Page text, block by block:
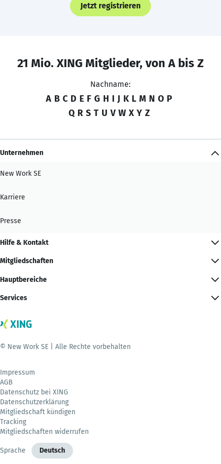
Jetzt registrieren
21 Mio. XING Mitglieder, von A bis Z
Nachname:
A B C D E F G H I J K L M N O P
Q R S T U V W X Y Z
Unternehmen
New Work SE
Karriere
Presse
Hilfe & Kontakt
Mitgliedschaften
Hauptbereiche
Services
© New Work SE | Alle Rechte vorbehalten
Impressum
AGB
Datenschutz bei XING
Datenschutzerklärung
Mitgliedschaft kündigen
Tracking
Mitgliedschaften widerrufen
Sprache Deutsch